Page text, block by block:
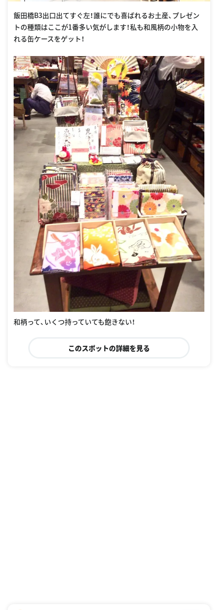
飯田橋B3出口出てすぐ左！誰にでも喜ばれるお土産、プレゼン
トの種類はここが1番多い気がします！私も和風柄の小物を入
れる缶ケースをゲット！
和柄って、いくつ持っていても飽きない！
このスポットの詳細を見る